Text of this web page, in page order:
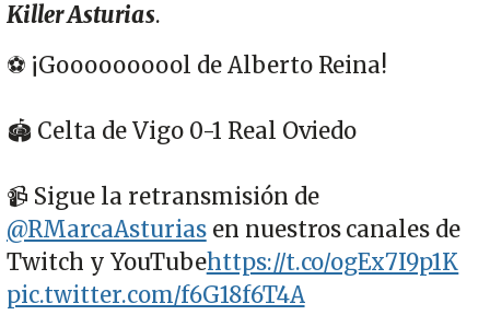
Killer Asturias.
⚽️ ¡Goooooooool de Alberto Reina!
🏟️ Celta de Vigo 0-1 Real Oviedo
📹 Sigue la retransmisión de
@RMarcaAsturiasen nuestros canales de
Twitch y YouTubehttps://t.co/ogEx7I9p1K
pic.twitter.com/f6G18f6T4A